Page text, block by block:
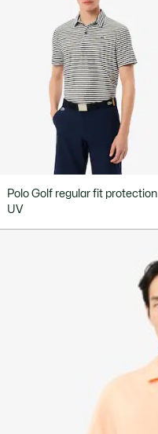
Polo Golf regular fit protection
UV